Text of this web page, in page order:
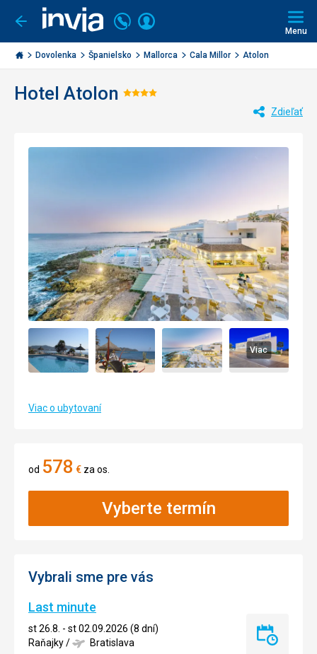
Ísť
späť
Invia.sk
Volajte
+421
2
3221
Prihlásiť
Menu
Dovolenka Španielsko Mallorca Cala Millor Atolon
Hotel Atolon Hodnotenie:
Zdieľať
Viac
Viac o ubytovaní
od 578 € za os.
Vyberte termín
Vybrali sme pre vás
Last minute
st 26.8. - st 02.09.2026 (8 dní)
Raňajky/ Bratislava
Last